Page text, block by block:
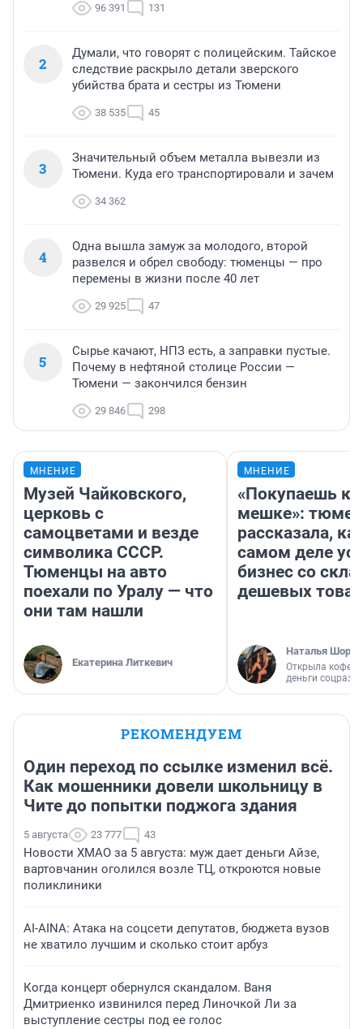
96 391 131
2
Думали, что говорят с полицейским. Тайское
следствие раскрыло детали зверского
убийства брата и сестры из Тюмени
38 535 45
3
Значительный объем металла вывезли из
Тюмени. Куда его транспортировали и зачем
34 362
4
Одна вышла замуж за молодого, второй
развелся и обрел свободу: тюменцы — про
перемены в жизни после 40 лет
29 925 47
5
Сырье качают, НПЗ есть, а заправки пустые.
Почему в нефтяной столице России —
Тюмени — закончился бензин
29 846 298
МНЕНИЕ
Музей Чайковского,
церковь с
самоцветами и везде
символика СССР.
Тюменцы на авто
поехали по Уралу — что
они там нашли
Екатерина Литкевич
МНЕНИЕ
«Покупаешь
мешке»:
рассказала,
самом деле
бизнес со
дешевых
Наталья
Открыла
деньги
РЕКОМЕНДУЕМ
Один переход по ссылке изменил всё.
Как мошенники довели школьницу в
Чите до попытки поджога здания
5 августа 23 777 43
Новости ХМАО за 5 августа: муж дает деньги Айзе,
вартовчанин оголился возле ТЦ, откроются новые
поликлиники
AI-AINA: Атака на соцсети депутатов, бюджета вузов
не хватило лучшим и сколько стоит арбуз
Когда концерт обернулся скандалом. Ваня
Дмитриенко извинился перед Линочкой Ли за
выступление сестры под ее голос